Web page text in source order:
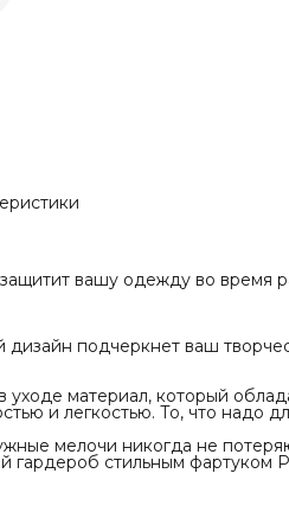
вашу одежду во время
дизайн подчеркнет ваш
материал, который
и легкостью. То, что надо
мелочи никогда не
гардероб стильным фартуком